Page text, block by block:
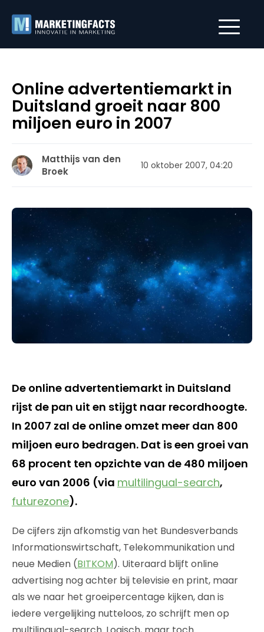
Online advertentiemarkt in
Duitsland groeit naar 800
miljoen euro in 2007
Matthijs van den
Broek
10 oktober 2007, 04:20
De online advertentiemarkt in Duitsland
rijst de pan uit en stijgt naar recordhoogte.
In 2007 zal de online omzet meer dan 800
miljoen euro bedragen. Dat is een groei van
68 procent ten opzichte van de 480 miljoen
euro van 2006 (via multilingual-search,
futurezone).
De cijfers zijn afkomstig van het Bundesverbands
Informationswirtschaft, Telekommunikation und
neue Medien (BITKOM). Uiteraard blijft online
advertising nog achter bij televisie en print, maar
als we naar het groeipercentage kijken, dan is
iedere vergelijking nutteloos, zo schrijft men op